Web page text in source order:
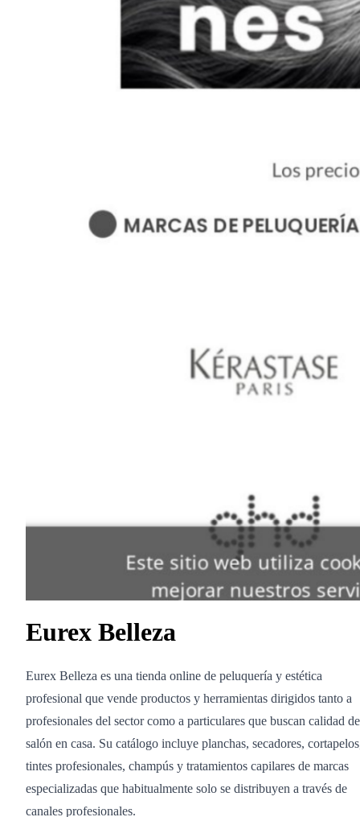
Eurex Belleza
Eurex Belleza es una tienda online de peluquería y estética
profesional que vende productos y herramientas dirigidos tanto a
profesionales del sector como a particulares que buscan calidad de
salón en casa. Su catálogo incluye planchas, secadores,
tintes profesionales, champús y tratamientos capilares de marcas
especializadas que habitualmente solo se distribuyen a través de
canales profesionales.